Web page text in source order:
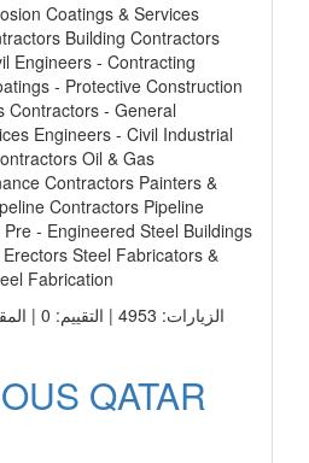
Coatings & Services
Building Contractors
Engineers - Contracting
- Protective Construction
Contractors - General
Engineers - Civil Industrial
Oil & Gas
Contractors Painters &
Contractors Pipeline
- Engineered Steel Buildings
Steel Fabricators &
Fabrication
الزيارات: 4953 | التقييم: 0 | المقيّمين: 0 | المدينة
QATAR